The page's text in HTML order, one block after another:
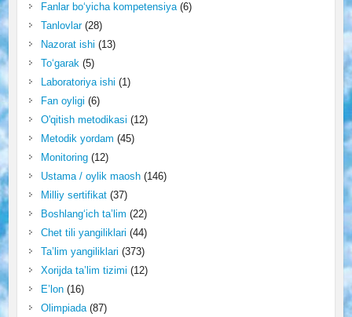
Fanlar bo‘yicha kompetensiya(6)
Tanlovlar(28)
Nazorat ishi (13)
To‘garak(5)
Laboratoriya ishi (1)
Fan oyligi (6)
O'qitish metodikasi (12)
Metodik yordam (45)
Monitoring(12)
Ustama / oylik maosh(146)
Milliy sertifikat(37)
Boshlang‘ich ta’lim (22)
Chet tili yangiliklari (44)
Ta’lim yangiliklari (373)
Xorijda ta’lim tizimi (12)
E’lon(16)
Olimpiada(87)